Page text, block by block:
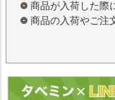
商品が入荷した際
商品の入荷やご注